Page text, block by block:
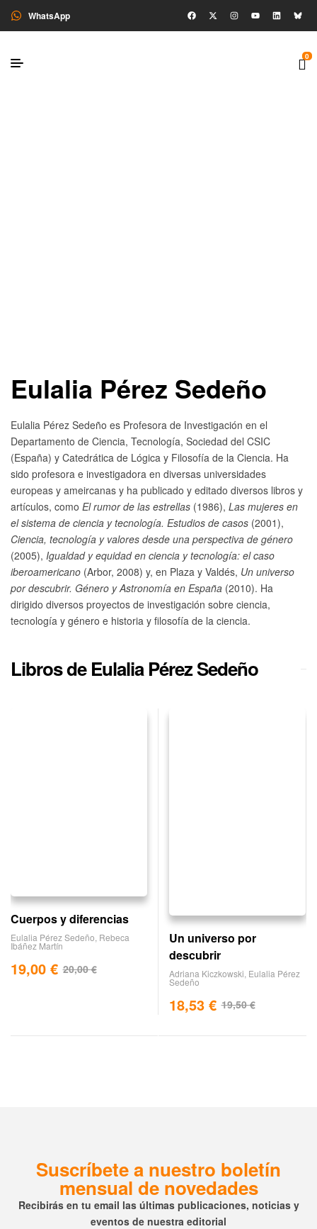
WhatsApp
0
Eulalia Pérez Sedeño
Eulalia Pérez Sedeño es Profesora de Investigación en el
Departamento de Ciencia, Tecnología, Sociedad del CSIC
(España) y Catedrática de Lógica y Filosofía de la Ciencia. Ha
sido profesora e investigadora en diversas universidades
europeas y ameircanas y ha publicado y editado diversos libros y
artículos, como El rumor de las estrellas (1986), Las mujeres en
el sistema de ciencia y tecnología. Estudios de casos (2001),
Ciencia, tecnología y valores desde una perspectiva de género
(2005), Igualdad y equidad en ciencia y tecnología: el caso
iberoamericano (Arbor, 2008) y, en Plaza y Valdés, Un universo
por descubrir. Género y Astronomía en España (2010). Ha
dirigido diversos proyectos de investigación sobre ciencia,
tecnología y género e historia y filosofía de la ciencia.
Libros de Eulalia Pérez Sedeño
Cuerpos y diferencias
Eulalia Pérez Sedeño Rebeca
Ibáñez Martín
20,00€
19,00 €
Un universo por
descubrir
Adriana Kiczkowski Eulalia Pérez
Sedeño
19,50€
18,53 €
Suscríbete a nuestro boletín
mensual de novedades
Recibirás en tu email las últimas publicaciones, noticias y
eventos de nuestra editorial